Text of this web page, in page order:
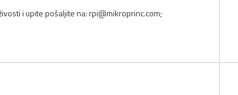
i upite pošaljite na:rpi@mikroprinc.com;